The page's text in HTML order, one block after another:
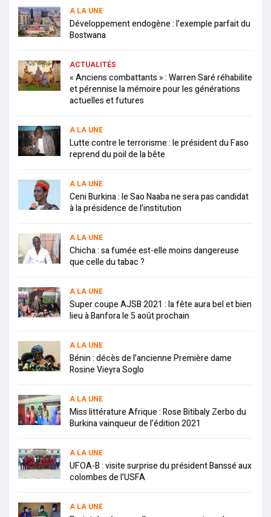
A LA UNE
Développement endogène : l’exemple parfait du
Bostwana
ACTUALITÉS
« Anciens combattants » : Warren Saré réhabilite
et pérennise la mémoire pour les générations
actuelles et futures
A LA UNE
Lutte contre le terrorisme : le président du Faso
reprend du poil de la bête
A LA UNE
Ceni Burkina : le Sao Naaba ne sera pas candidat
à la présidence de l’institution
A LA UNE
Chicha : sa fumée est-elle moins dangereuse
que celle du tabac ?
A LA UNE
Super coupe AJSB 2021 : la fête aura bel et bien
lieu à Banfora le 5 août prochain
A LA UNE
Bénin : décès de l’ancienne Première dame
Rosine Vieyra Soglo
A LA UNE
Miss littérature Afrique : Rose Bitibaly Zerbo du
Burkina vainqueur de l’édition 2021
A LA UNE
UFOA-B : visite surprise du président Banssé aux
colombes de l’USFA
A LA UNE